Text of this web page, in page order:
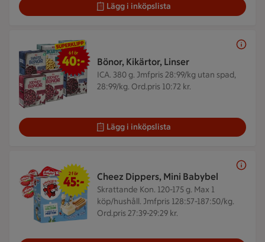
Lägg i inköpslista
Bönor, Kikärtor, Linser
ICA. 380 g. Jmfpris 28:99/kg utan spad,
28:99/kg. Ord.pris 10:72 kr.
6 för 40 kr
6 för
40:-
Lägg i inköpslista
Cheez Dippers, Mini Babybel
Skrattande Kon. 120-175 g. Max 1
köp/hushåll. Jmfpris 128:57-187:50/kg.
Ord.pris 27:39-29:29 kr.
2 för 45 kr
2 för
45:-